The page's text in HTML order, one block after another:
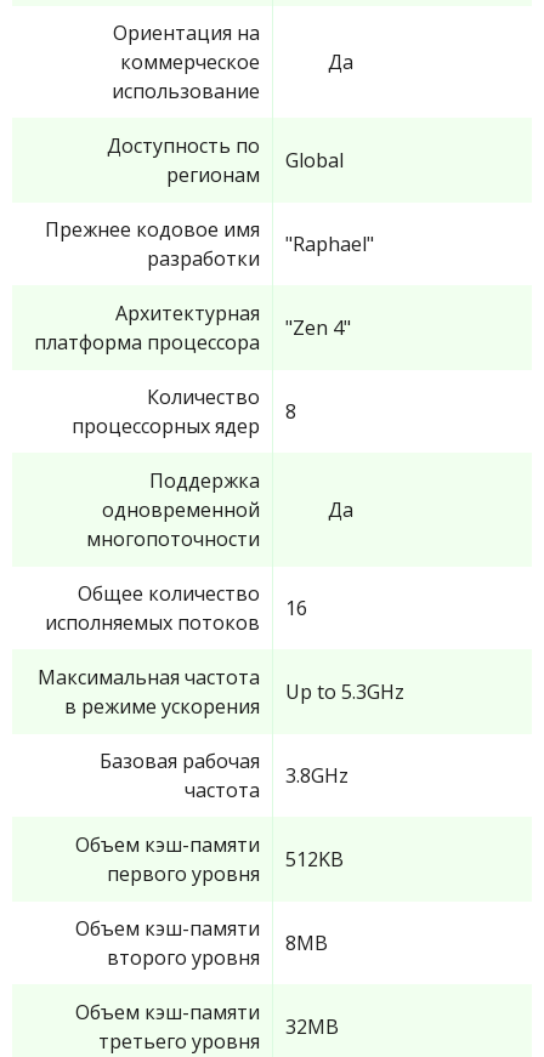
Ориентация на
коммерческое
использование
Да
Доступность по
регионам
Global
Прежнее кодовое имя
разработки
"Raphael"
Архитектурная
платформа процессора
"Zen 4"
Количество
процессорных ядер
8
Поддержка
одновременной
многопоточности
Да
Общее количество
исполняемых потоков
16
Максимальная частота
в режиме ускорения
Up to 5.3GHz
Базовая рабочая
частота
3.8GHz
Объем кэш-памяти
первого уровня
512KB
Объем кэш-памяти
второго уровня
8MB
Объем кэш-памяти
третьего уровня
32MB